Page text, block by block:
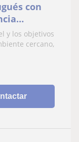
con
y los objetivos
cercano,